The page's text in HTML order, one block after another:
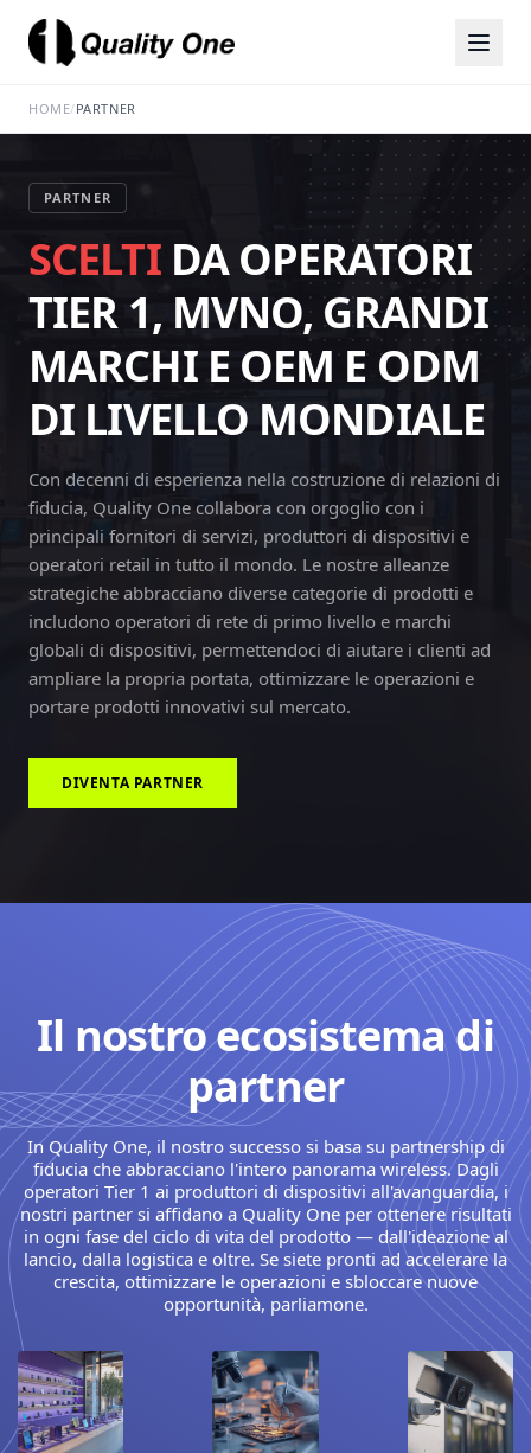
HOME/PARTNER
PARTNER
SCELTIDA OPERATORI
TIER 1, MVNO, GRANDI
MARCHI E OEM E ODM
DI LIVELLO MONDIALE
Con decenni di esperienza nella costruzione di relazioni di
fiducia, Quality One collabora con orgoglio con i
principali fornitori di servizi, produttori di dispositivi e
operatori retail in tutto il mondo. Le nostre alleanze
strategiche abbracciano diverse categorie di prodotti e
includono operatori di rete di primo livello e marchi
globali di dispositivi, permettendoci di aiutare i clienti ad
ampliare la propria portata, ottimizzare le operazioni e
portare prodotti innovativi sul mercato.
DIVENTA PARTNER
Il nostro ecosistema di
partner
In Quality One, il nostro successo si basa su partnership di
fiducia che abbracciano l'intero panorama wireless. Dagli
operatori Tier 1 ai produttori di dispositivi all'avanguardia, i
nostri partner si affidano a Quality One per ottenere risultati
in ogni fase del ciclo di vita del prodotto — dall'ideazione al
lancio, dalla logistica e oltre. Se siete pronti ad accelerare la
crescita, ottimizzare le operazioni e sbloccare nuove
opportunità, parliamone.